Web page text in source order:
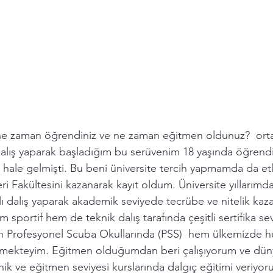
zaman öğrendiniz ve ne zaman eğitmen oldunuz?
yaparak başladığım bu serüvenim 18 yaşında
hale gelmişti. Bu beni üniversite tercih yapmamda da
Fakültesini kazanarak kayıt oldum. Üniversite
dalış yaparak akademik seviyede tecrübe ve nitelik
sportif hem de teknik dalış tarafında çeşitli sertifika
Profesyonel Scuba Okullarında (PSS)  hem ülkemizde
Eğitmen olduğumdan beri çalışıyorum ve
ve eğitmen seviyesi kurslarında dalgıç eğitimi